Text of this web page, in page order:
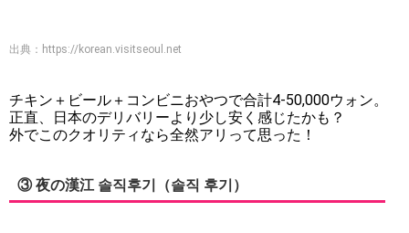
出典： https://korean.visitseoul.net
チキン＋ビール＋コンビニおやつで合計4-50,000ウォン。
正直、日本のデリバリーより少し安く感じたかも？
外でこのクオリティなら全然アリって思った！
③ 夜の漢江 솔직후기（솔직 후기）